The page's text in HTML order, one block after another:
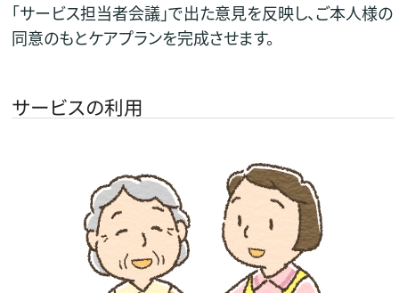
「サービス担当者会議」で出た意見を反映し、ご本人様の
同意のもとケアプランを完成させます。
サービスの利用